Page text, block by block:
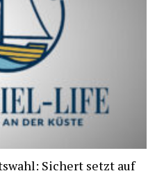
Sichert setzt auf